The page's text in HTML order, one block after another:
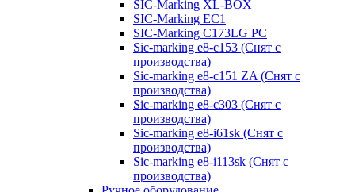
SIC-Marking XL-BOX
SIC-Marking EC1
SIC-Marking C173LG PC
Sic-marking e8-c153 (Снят с
производства)
Sic-marking e8-c151 ZA (Снят с
производства)
Sic-marking e8-c303 (Снят с
производства)
Sic-marking e8-i61sk (Снят с
производства)
Sic-marking e8-i113sk (Снят с
производства)